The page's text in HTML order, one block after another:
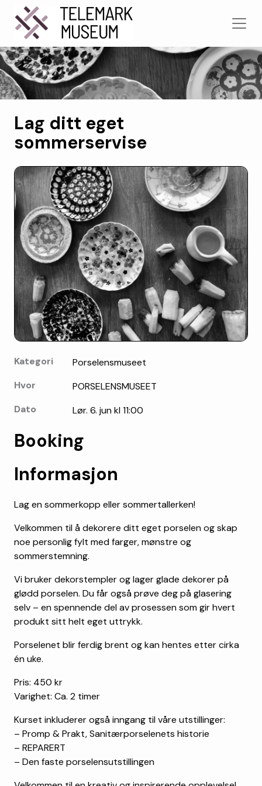
Lag ditt eget
sommerservise
Kategori
Porselensmuseet
Hvor
PORSELENSMUSEET
Dato
Lør. 6. jun kl 11:00
Booking
Informasjon
Lag en sommerkopp eller sommertallerken!
Velkommen til å dekorere ditt eget porselen og skap
noe personlig fylt med farger, mønstre og
sommerstemning.
Vi bruker dekorstempler og lager glade dekorer på
glødd porselen. Du får også prøve deg på glasering
selv – en spennende del av prosessen som gir hvert
produkt sitt helt eget uttrykk.
Porselenet blir ferdig brent og kan hentes etter cirka
én uke.
Pris: 450 kr
Varighet: Ca. 2 timer
Kurset inkluderer også inngang til våre utstillinger:
– Promp & Prakt, Sanitærporselenets historie
– REPARERT
– Den faste porselensutstillingen